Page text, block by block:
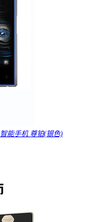
能手机 尊铂(银色)